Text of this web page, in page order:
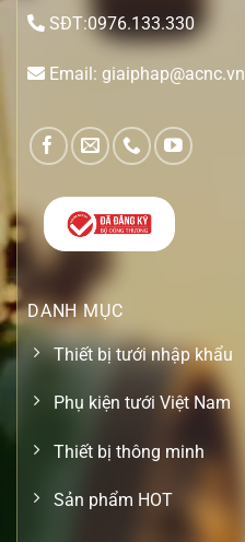
SĐT:0976.133.330
Email: giaiphap@acnc.vn
DANH MỤC
Thiết bị tưới nhập khẩu
Phụ kiện tưới Việt Nam
Thiết bị thông minh
Sản phẩm HOT